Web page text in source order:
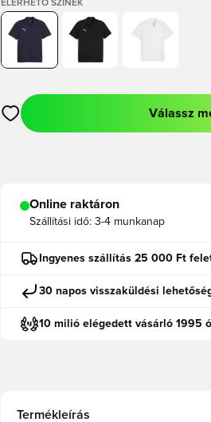
ELÉRHETŐ SZÍNEK
Megnyit egy modált a
Válassz
Online raktáron
Szállítási idő: 3-4 munkanap
Ingyenes szállítás 25 000 Ft
30 napos visszaküldési
10 milió elégedett vásárló 1995
Termékleírás